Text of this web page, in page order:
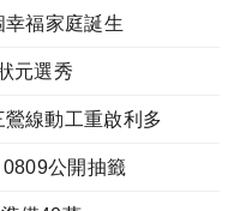
福家庭誕生
元選秀
線動工重啟利多
公開抽籤